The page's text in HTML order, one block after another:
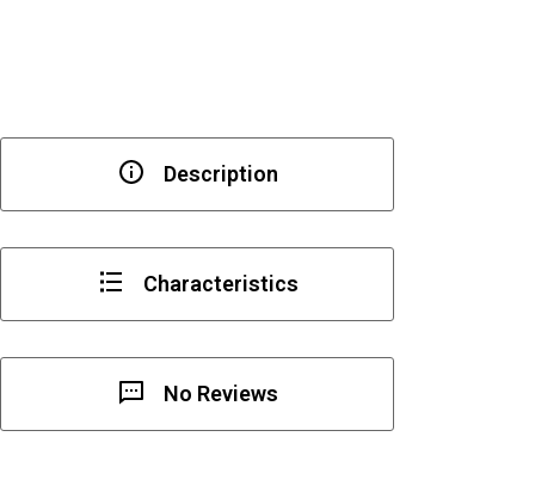
Description
Characteristics
No Reviews